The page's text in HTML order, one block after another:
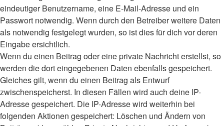
eindeutiger Benutzername, eine E-Mail-Adresse und ein
Passwort notwendig. Wenn durch den Betreiber weitere Daten
als notwendig festgelegt wurden, so ist dies für dich vor deren
Eingabe ersichtlich.
Wenn du einen Beitrag oder eine private Nachricht erstellst, so
werden die dort eingegebenen Daten ebenfalls gespeichert.
Gleiches gilt, wenn du einen Beitrag als Entwurf
zwischenspeicherst. In diesen Fällen wird auch deine IP-
Adresse gespeichert. Die IP-Adresse wird weiterhin bei
folgenden Aktionen gespeichert: Löschen und Ändern von